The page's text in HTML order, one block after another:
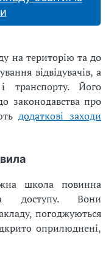
на територію та до
відвідувачів, а
транспорту. Його
законодавства про
додаткові заходи
школа повинна
доступу. Вони
погоджуються
оприлюднені,